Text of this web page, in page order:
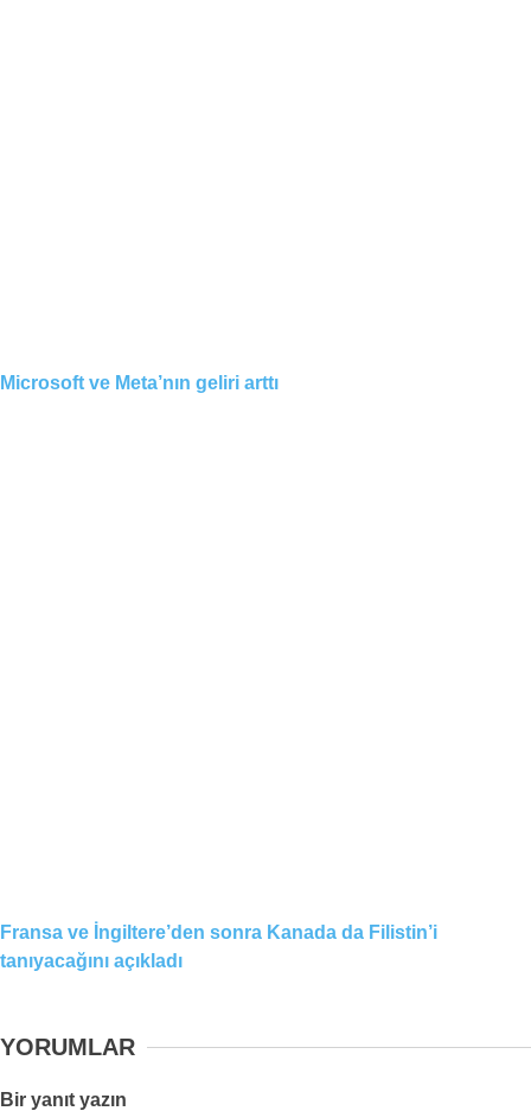
Microsoft ve Meta’nın geliri arttı
Fransa ve İngiltere’den sonra Kanada da Filistin’i
tanıyacağını açıkladı
YORUMLAR
Bir yanıt yazın